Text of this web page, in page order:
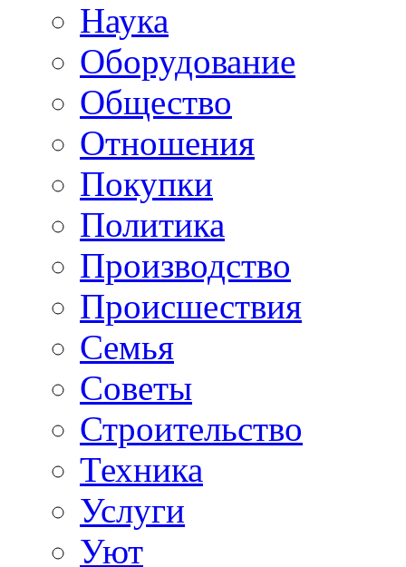
Наука
Оборудование
Общество
Отношения
Покупки
Политика
Производство
Происшествия
Семья
Советы
Строительство
Техника
Услуги
Уют